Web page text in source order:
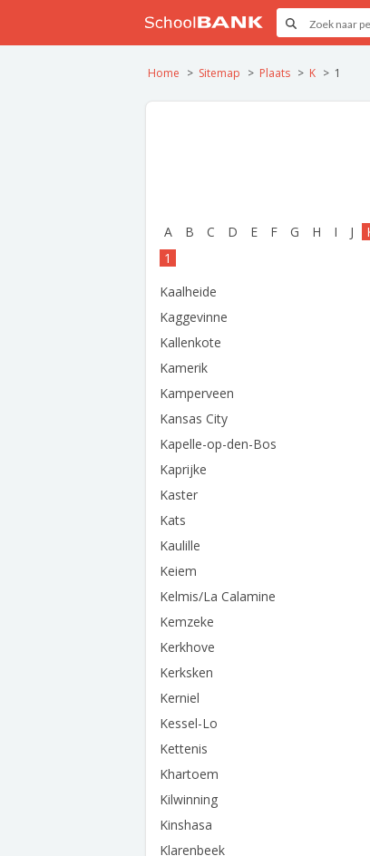
Home Sitemap Plaats K 1
A B C D E F G H I J
1
Kaalheide
Kaggevinne
Kallenkote
Kamerik
Kamperveen
Kansas City
Kapelle-op-den-Bos
Kaprijke
Kaster
Kats
Kaulille
Keiem
Kelmis/La Calamine
Kemzeke
Kerkhove
Kerksken
Kerniel
Kessel-Lo
Kettenis
Khartoem
Kilwinning
Kinshasa
Klarenbeek